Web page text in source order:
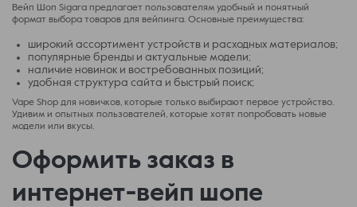
Вейп Шоп Sigara предлагает пользователям удобный и понятный
формат выбора товаров для вейпинга. Основные преимущества:
широкий ассортимент устройств и расходных материалов;
популярные бренды и актуальные модели;
наличие новинок и востребованных позиций;
удобная структура сайта и быстрый поиск;
Vape Shop для новичков, которые только выбирают первое устройство.
Удивим и опытных пользователей, которые хотят попробовать новые
модели или вкусы.
Оформить заказ в
интернет-вейп шопе